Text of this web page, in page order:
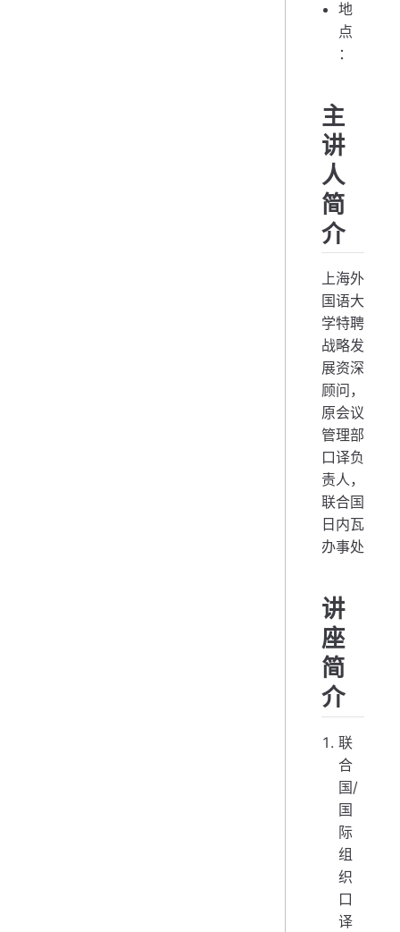
地
点
：
主
讲
人
简
介
上海外
国语大
学特聘
战略发
展资深
顾问，
原会议
管理部
口译负
责人，
联合国
日内瓦
办事处
讲
座
简
介
联
合
国/
国
际
组
织
口
译